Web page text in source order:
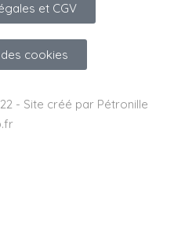
et CGV
cookies
- Site créé par Pétronille